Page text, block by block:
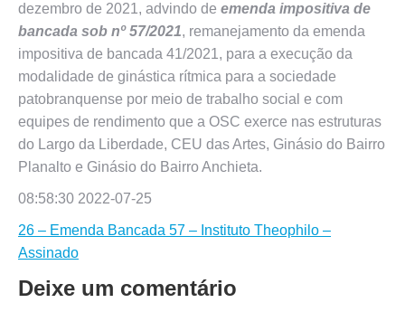
dezembro de 2021, advindo de emenda impositiva de
bancada sob nº 57/2021, remanejamento da emenda
impositiva de bancada 41/2021, para a execução da
modalidade de ginástica rítmica para a sociedade
patobranquense por meio de trabalho social e com
equipes de rendimento que a OSC exerce nas estruturas
do Largo da Liberdade, CEU das Artes, Ginásio do Bairro
Planalto e Ginásio do Bairro Anchieta.
08:58:30 2022-07-25
26 – Emenda Bancada 57 – Instituto Theophilo –
Assinado
Deixe um comentário